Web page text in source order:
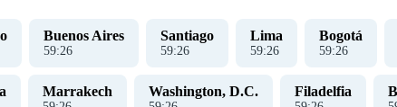
Buenos Aires
59:26
Santiago
59:26
Lima
59:26
Bogotá
59:26
Marrakech Washington, D.C. Filadelfia